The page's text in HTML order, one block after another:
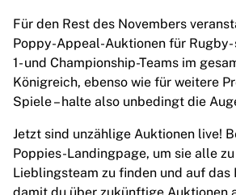
LA Clippers
Portland Trail Blazers
Virtus Bologna
View all Basketball
Top NBA Teams
Chicago Bulls
Portland Trail Blazers
LA Clippers
Für den Rest des Novembers
Poppy-Appeal-Auktionen für Rugby-
1- und Championship-Teams im
Königreich, ebenso wie für weitere
Spiele – halte also unbedingt die
Jetzt sind unzählige Auktionen live!
Poppies-Landingpage, um sie alle
Lieblingsteam zu finden und auf das